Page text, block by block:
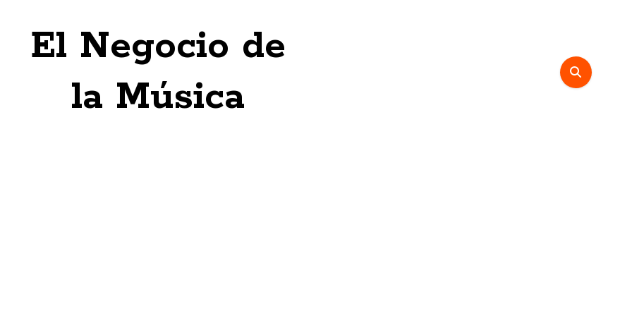
El Negocio de
la Música